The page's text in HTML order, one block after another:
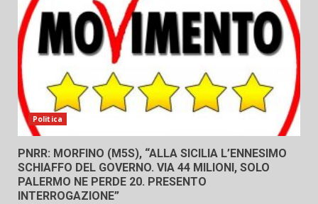
Politica
PNRR: MORFINO (M5S), “ALLA SICILIA L’ENNESIMO
SCHIAFFO DEL GOVERNO. VIA 44 MILIONI, SOLO
PALERMO NE PERDE 20. PRESENTO
INTERROGAZIONE”